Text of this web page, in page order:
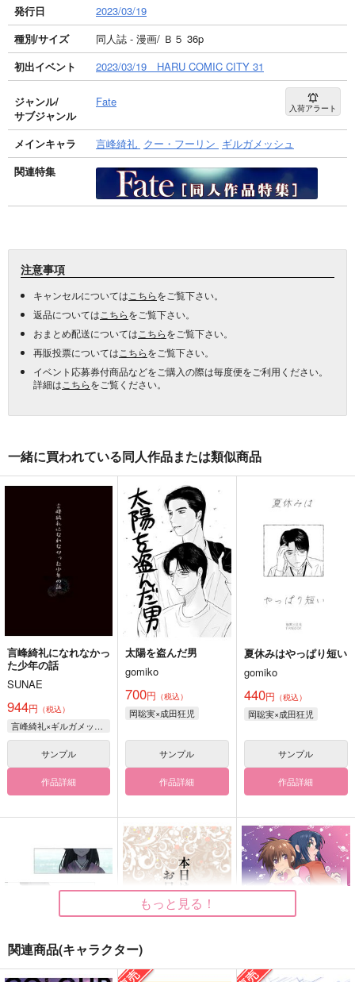
発行日
2023/03/19
種別/サイズ
同人誌 - 漫画/ Ｂ５ 36p
初出イベント
2023/03/19 HARU COMIC CITY 31
ジャンル/
サブジャンル
Fate 入荷アラート
メインキャラ 言峰綺礼 クー・フーリン ギルガメッシュ
関連特集
注意事項
キャンセルについては こちらをご覧下さい。
返品については こちらをご覧下さい。
おまとめ配送については こちらをご覧下さい。
再販投票については こちらをご覧下さい。
イベント応募券付商品などをご購入の際は毎度便をご利用ください。
詳細は こちらをご覧ください。
一緒に買われている同人作品または類似商品
言峰綺礼になれなかっ
た少年の話
SUNAE
944円 （税込）
言峰綺礼×ギルガメッシュ
サンプル
作品詳細
太陽を盗んだ男
gomiko
700円 （税込）
岡聡実×成田狂児
サンプル
作品詳細
夏休みはやっぱり短い
gomiko
440円 （税込）
岡聡実×成田狂児
サンプル
作品詳細
もっと見る！
関連商品(キャラクター)